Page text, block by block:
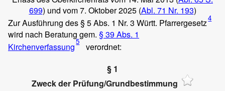
699) und vom 7. Oktober 2025 (Abl. 71 Nr. 193)
Zur Ausführung des § 5 Abs. 1 Nr. 3 Württ. Pfarrergesetz4
wird nach Beratung gem. § 39 Abs. 1
Kirchenverfassung5
verordnet:
§ 1
Zweck der Prüfung/Grundbestimmung